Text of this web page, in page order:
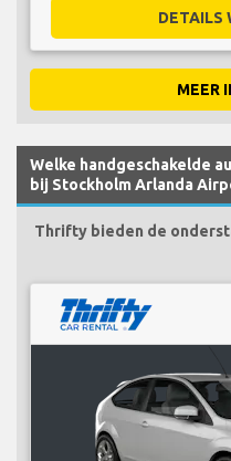
DETAILS
MEER
Welke handgeschakelde
bij Stockholm Arlanda
Thrifty bieden de